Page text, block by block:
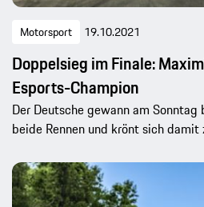
Motorsport 19.10.2021
Doppelsieg im Finale:
Esports-Champion
Der Deutsche gewann am
beide Rennen und krönt sich damit